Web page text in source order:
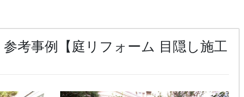
考事例【庭リフォーム 目隠し施工